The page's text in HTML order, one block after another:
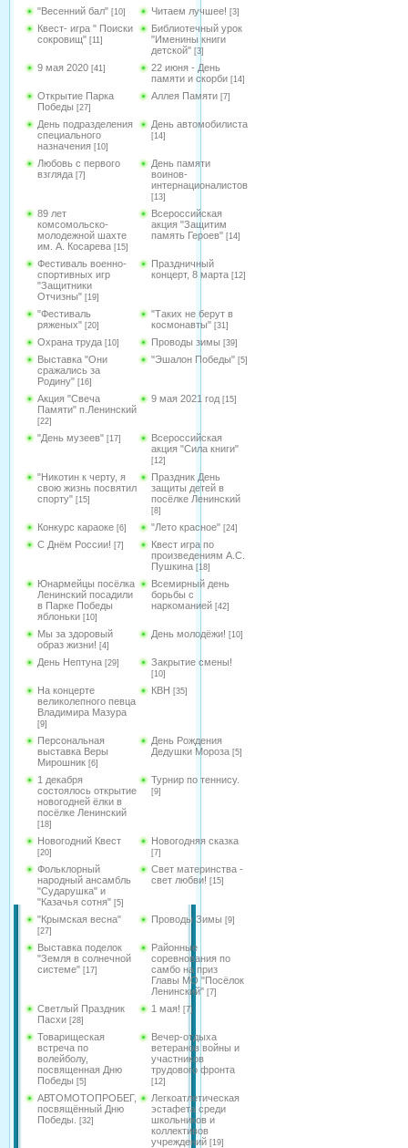
"Весенний бал" [10] Читаем лучшее! [3]
Квест- игра " Поиски
сокровищ" [11]
Библиотечный урок
"Именины книги
детской" [3]
9 мая 2020 [41]
22 июня - День
памяти и скорби [14]
Открытие Парка
Победы [27]
Аллея Памяти [7]
День подразделения
специального
назначения [10]
День автомобилиста
[14]
Любовь с первого
взгляда [7]
День памяти
воинов-
интернационалистов
[13]
89 лет
комсомольско-
молодежной шахте
им. А. Косарева [15]
Всероссийская
акция "Защитим
память Героев" [14]
Фестиваль военно-
спортивных игр
"Защитники
Отчизны" [19]
Праздничный
концерт, 8 марта [12]
"Фестиваль
ряженых" [20]
"Таких не берут в
космонавты" [31]
Охрана труда [10] Проводы зимы [39]
Выставка "Они
сражались за
Родину" [16]
"Эшалон Победы" [5]
Акция "Свеча
Памяти" п.Ленинский
[22]
9 мая 2021 год [15]
"День музеев" [17]
Всероссийская
акция "Сила книги"
[12]
"Никотин к черту, я
свою жизнь посвятил
спорту" [15]
Праздник День
защиты детей в
посёлке Ленинский
[8]
Конкурс караоке [6] "Лето красное" [24]
С Днём России! [7]
Квест игра по
произведениям А.С.
Пушкина [18]
Юнармейцы посёлка
Ленинский посадили
в Парке Победы
яблоньки [10]
Всемирный день
борьбы с
наркоманией [42]
Мы за здоровый
образ жизни! [4]
День молодёжи! [10]
День Нептуна [29] Закрытие смены!
[10]
На концерте
великолепного певца
Владимира Мазура
[9]
КВН [35]
Персональная
выставка Веры
Мирошник [6]
День Рождения
Дедушки Мороза [5]
1 декабря
состоялось открытие
новогодней ёлки в
посёлке Ленинский
[18]
Турнир по теннису.
[9]
Новогодний Квест
[20]
Новогодняя сказка
[7]
Фольклорный
народный ансамбль
"Сударушка" и
"Казачья сотня" [5]
Свет материнства -
свет любви! [15]
"Крымская весна"
[27]
Проводы Зимы [9]
Выставка поделок
"Земля в солнечной
системе" [17]
Районные
соревнования по
самбо на приз
Главы МО "Посёлок
Ленинский" [7]
Светлый Праздник
Пасхи [28]
1 мая! [7]
Товарищеская
встреча по
волейболу,
посвященная Дню
Победы [5]
Вечер-отдыха
ветеранов войны и
участников
трудового фронта
[12]
АВТОМОТОПРОБЕГ,
посвящённый Дню
Победы.
[32]
Легкоатлетическая
эстафета среди
школьников и
коллективов
учреждений [19]